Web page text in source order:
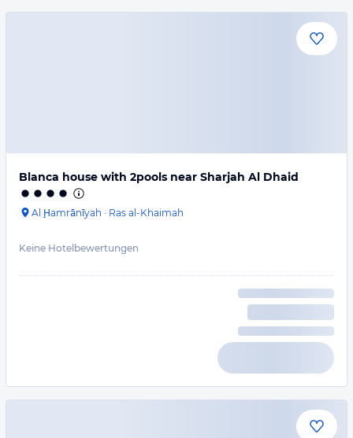
Blanca house with 2pools near Sharjah Al Dhaid
Al Ḩamrānīyah · Ras al-Khaimah
Keine Hotelbewertungen